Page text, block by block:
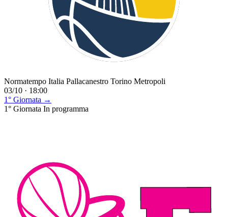
Normatempo Italia Pallacanestro Torino Metropoli
03/10 · 18:00
1° Giornata →
1° Giornata In programma